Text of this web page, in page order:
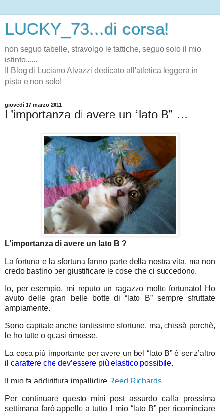
LUCKY_73...di corsa!
non seguo tabelle, stravolgo le tattiche, seguo solo il mio
istinto......
Il Blog di Luciano Alvazzi dedicato all'atletica leggera in
pista e non solo!
giovedì 17 marzo 2011
L’importanza di avere un “lato B” …
L’importanza di avere un lato B ?
La fortuna e la sfortuna fanno parte della nostra vita, ma non
credo bastino per giustificare le cose che ci succedono.
Io, per esempio, mi reputo un ragazzo molto fortunato! Ho
avuto delle gran belle botte di “lato B” sempre sfruttate
ampiamente.
Sono capitate anche tantissime sfortune, ma, chissà perchè,
le ho tutte o quasi rimosse.
La cosa più importante per avere un bel “lato B” è senz’altro
il carattere che dev’essere più elastico possibile.
Il mio fa addirittura impallidire Reed Richards
Per continuare questo mini post assurdo dalla prossima
settimana farò appello a tutto il mio “lato B” per ricominciare